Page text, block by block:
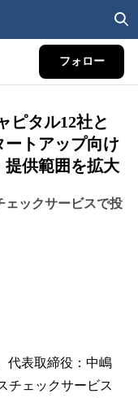
フォロー
ピタル12社と
トアップ向け
提供範囲を拡大
ェックサービスで投
代表取締役：中嶋
チェックサービス